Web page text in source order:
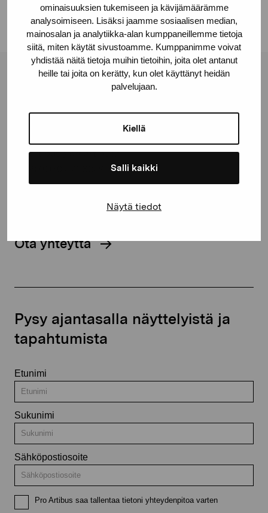
ominaisuuksien tukemiseen ja kävijämäärämme
analysoimiseen. Lisäksi jaamme sosiaalisen median,
mainosalan ja analytiikka-alan kumppaneillemme tietoja
siitä, miten käytät sivustoamme. Kumppanimme voivat
yhdistää näitä tietoja muihin tietoihin, joita olet antanut
heille tai joita on kerätty, kun olet käyttänyt heidän
palvelujaan.
Kiellä
Salli kaikki
Näytä tiedot
Pro Artibus -säätiö
proartibus@proartibus.fi
Ota yhteyttä
Pysy ajantasalla näyttelyistä ja
tapahtumista
Etunimi
Sukunimi
Sähköpostiosoite
Pro Artibus saa tallentaa tietoni yhteydenpitoa varten